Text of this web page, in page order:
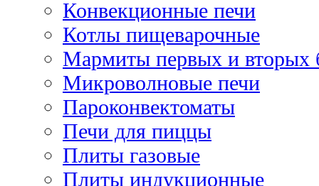
Конвекционные печи
Котлы пищеварочные
Мармиты первых и вторых
Микроволновые печи
Пароконвектоматы
Печи для пиццы
Плиты газовые
Плиты индукционные